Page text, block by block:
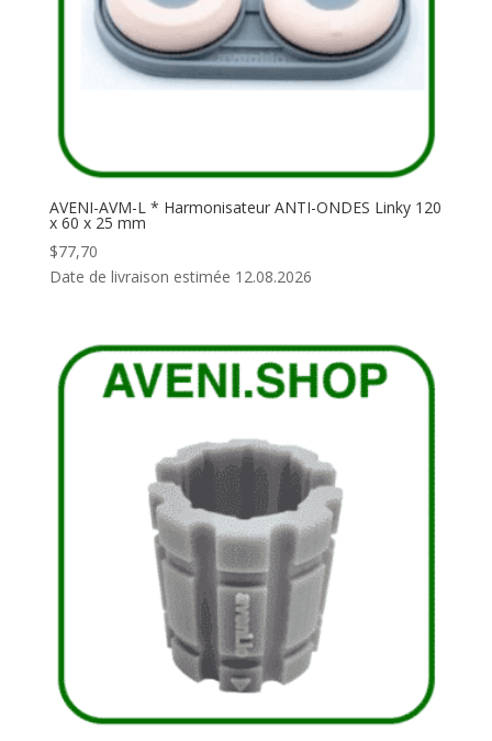
AVENI-AVM-L * Harmonisateur ANTI-ONDES Linky 120
x 60 x 25 mm
$77,70
Date de livraison estimée 12.08.2026